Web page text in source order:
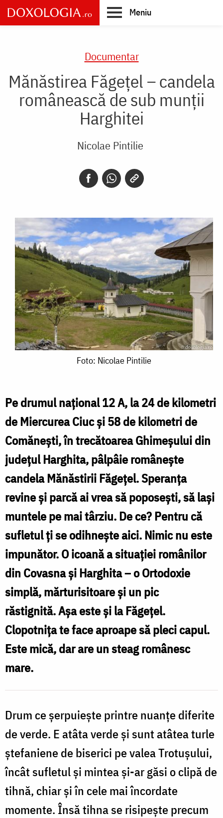
Skip
to
main
Meniu
Documentar
Mănăstirea Făgeţel – candela
românească de sub munţii
Harghitei
Nicolae Pintilie
Foto: Nicolae Pintilie
Pe drumul național 12 A, la 24 de kilometri
de Miercurea Ciuc şi 58 de kilometri de
Comănești, în trecătoarea Ghimeşului din
judeţul Harghita, pâlpâie româneşte
candela Mănăstirii Făgeţel. Speranța
revine şi parcă ai vrea să poposeşti, să laşi
muntele pe mai târziu. De ce? Pentru că
sufletul ţi se odihneşte aici. Nimic nu este
impunător. O icoană a situaţiei românilor
din Covasna şi Harghita – o Ortodoxie
simplă, mărturisitoare şi un pic
răstignită. Aşa este şi la Făgeţel.
Clopotniţa te face aproape să pleci capul.
Este mică, dar are un steag românesc
mare.
Drum ce şerpuieşte printre nuanţe diferite
de verde. E atâta verde şi sunt atâtea turle
ştefaniene de biserici pe valea Trotuşului,
încât sufletul şi mintea şi-ar găsi o clipă de
tihnă, chiar și în cele mai încordate
momente. Însă tihna se risipește precum